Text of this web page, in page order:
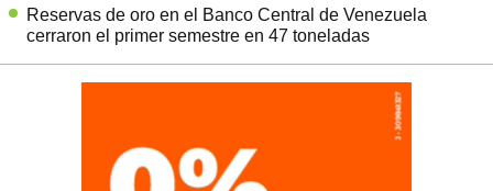
Reservas de oro en el Banco Central de Venezuela
cerraron el primer semestre en 47 toneladas